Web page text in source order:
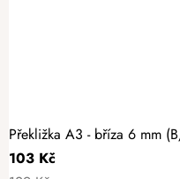
Překližka A3 - bříza 6 mm
103 Kč